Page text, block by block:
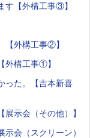
す【外構工事③】
【外構工事②】
外構工事①】
った。【吉本新喜
示会（その他）】
会（スクリーン）